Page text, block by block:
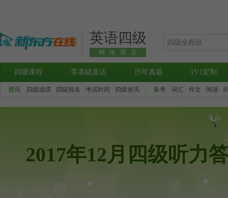
英语四级
网络课堂
四级课程 零基础直达 历年真题 1V1定制
资讯 四级成绩 四级报名 考试时间 四级资讯 备考 词汇 作文 阅读
2017年12月四级听力